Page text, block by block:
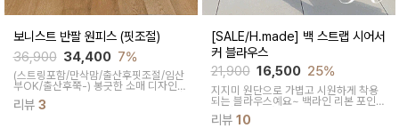
보니스트 반팔 원피스 (핏조절)
36,900 34,400 7%
(스트링포함/만삭맘/출산후핏조절/임산
부OK/출산후쭉-) 봉긋한 소매 디자인으
로 팔뚝 커버와 맥시한 기장감으로 군살
을 가려주면서 밑단 양사이드 트임으로
리뷰 3
[SALE/H.made] 백 스트랩 시어서
커 블라우스
21,900 16,500 25%
지지미 원단으로 가볍고 시원하게 착용
되는 블라우스예요~ 백라인 리본 포인트
로 매력적인 아이템이랍니다
리뷰 10